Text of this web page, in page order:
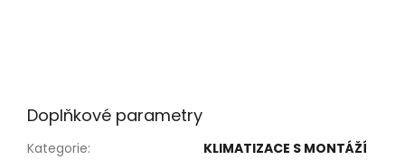
Doplňkové parametry
Kategorie:
KLIMATIZACE S MONTÁŽÍ